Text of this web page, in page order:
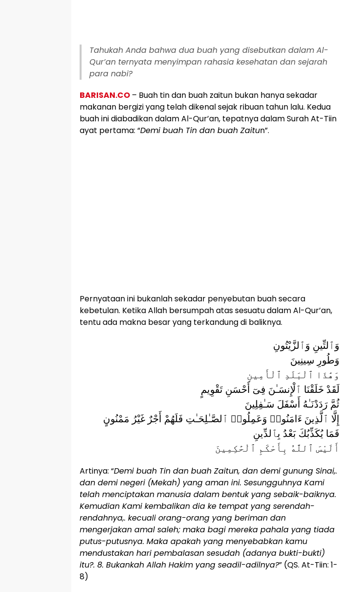
Tahukah Anda bahwa dua buah yang disebutkan dalam Al-
Qur’an ternyata menyimpan rahasia kesehatan dan sejarah
para nabi?
BARISAN.CO – Buah tin dan buah zaitun bukan hanya sekadar
makanan bergizi yang telah dikenal sejak ribuan tahun lalu. Kedua
buah ini diabadikan dalam Al-Qur’an, tepatnya dalam Surah At-Tiin
ayat pertama: “Demi buah Tin dan buah Zaitun”.
Pernyataan ini bukanlah sekadar penyebutan buah secara
kebetulan. Ketika Allah bersumpah atas sesuatu dalam Al-Qur’an,
tentu ada makna besar yang terkandung di baliknya.
وَٱلتِّينِ وَٱلزَّيْتُونِ
وَطُورِ سِينِينَ
وَهَٰذَا ٱلْبَلَدِ ٱلْأَمِينِ
لَقَدْ خَلَقْنَا ٱلْإِنسَـٰنَ فِىٓ أَحْسَنِ تَقْوِيمٍ
ثُمَّ رَدَدْنَـٰهُ أَسْفَلَ سَـٰفِلِينَ
إِلَّا ٱلَّذِينَ ءَامَنُوا۟ وَعَمِلُوا۟ ٱلصَّـٰلِحَـٰتِ فَلَهُمْ أَجْرٌ غَيْرُ مَمْنُونٍ
فَمَا يُكَذِّبُكَ بَعْدُ بِٱلدِّينِ
أَلَيْسَ ٱللَّهُ بِأَحْكَمِ ٱلْحَٰكِمِينَ
Artinya: “Demi buah Tin dan buah Zaitun, dan demi gunung Sinai,.
dan demi negeri (Mekah) yang aman ini. Sesungguhnya Kami
telah menciptakan manusia dalam bentuk yang sebaik-baiknya.
Kemudian Kami kembalikan dia ke tempat yang serendah-
rendahnya,. kecuali orang-orang yang beriman dan
mengerjakan amal saleh; maka bagi mereka pahala yang tiada
putus-putusnya. Maka apakah yang menyebabkan kamu
mendustakan hari pembalasan sesudah (adanya bukti-bukti)
itu?. 8. Bukankah Allah Hakim yang seadil-adilnya?” (QS. At-Tiin: 1-
8)